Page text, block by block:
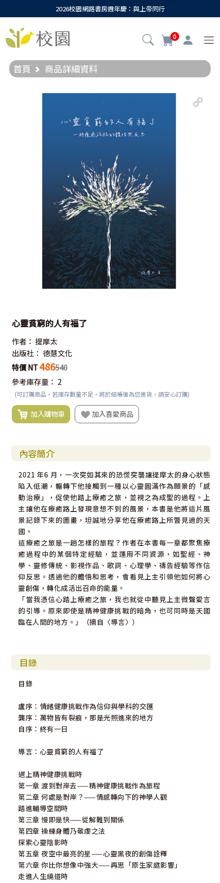
2026校園網路書房週年慶：與上帝同行
0
首頁 商品詳細資料
心靈貧窮的人有福了
作者： 提摩太
出版社： 德慧文化
特價 NT486540
參考庫存量： 2
(可訂購商品，若庫存數量不足，將於結帳後為您進貨，請安心訂購)
加入購物車 加入喜愛商品
內容簡介
2021 年6 月，一次突如其來的恐慌突襲讓提摩太的身心狀態
陷入低潮，輾轉下他接觸到一種以心靈圓滿作為願景的「感
動治療」，促使他踏上療癒之旅，並視之為成聖的過程。上
主讓他在療癒路上發現意想不到的風景，本書是他將這片風
景記錄下來的圖畫，坦誠地分享他在療癒路上所瞥見過的天
國。
這療癒之旅是一趟怎樣的旅程？作者在本書每一章都聚焦療
癒過程中的某個特定經驗，並運用不同資源，如聖經、神
學、靈修傳統、影視作品、歌詞、心理學、禱告經驗等作信
仰反思。透過他的體悟和思考，會看見上主引領他如何將心
靈創傷，轉化成活出召命的能量。
「當我憑信心踏上療癒之旅，我也就從中聽見上主微聲愛言
的引導。原來即使是精神健康挑戰的暗角，也可同時是天國
臨在人間的地方。」（摘自〈導言〉）
目錄
目錄
盧序：情緒健康挑戰作為信仰與學科的交匯
龔序：萬物皆有裂痕，那是光照進來的地方
自序：終有一日
導言：心靈貧窮的人有福了
遇上精神健康挑戰時
第一章 渡到對岸去——精神健康挑戰作為旅程
第二章 何處是對岸？——情感轉向下的神學人觀
踏進輔導空間時
第三章 慢即是快——從解難到關係
第四章 操練身體乃敬虔之法
探索心靈陰影時
第五章 夜空中最亮的星——心靈黑夜的創傷詮釋
第六章 你比你想像中強大——再思「原生家庭影響」
走進人生繞道時